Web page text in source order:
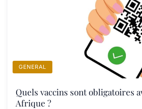
GENERAL
Quels vaccins sont obligatoires
Afrique ?